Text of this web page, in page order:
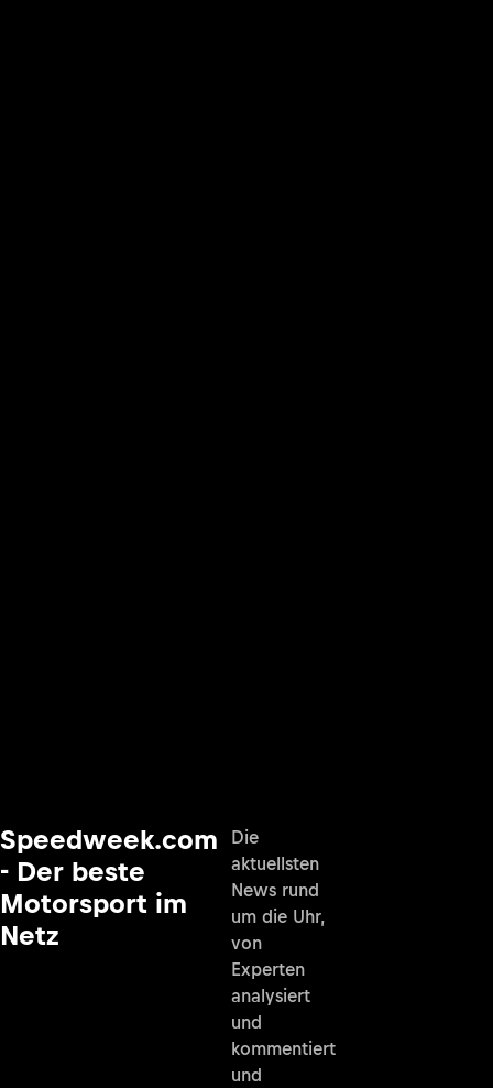
Speedweek.com
- Der beste
Motorsport im
Netz
Die
aktuellsten
News rund
um die Uhr,
von
Experten
analysiert
und
kommentiert
und